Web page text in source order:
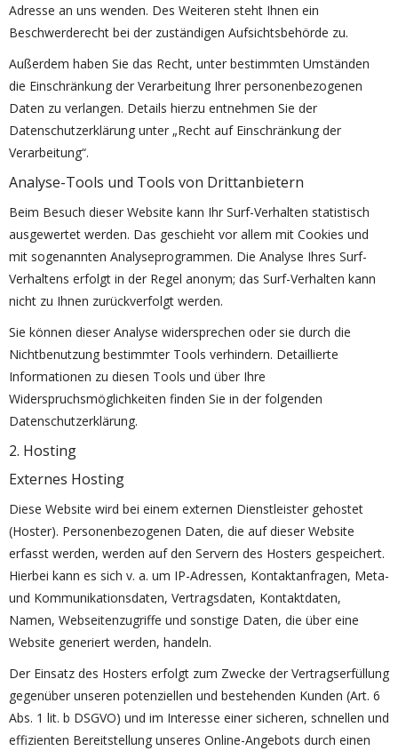
Adresse an uns wenden. Des Weiteren steht Ihnen ein
Beschwerderecht bei der zuständigen Aufsichtsbehörde zu.
Außerdem haben Sie das Recht, unter bestimmten Umständen
die Einschränkung der Verarbeitung Ihrer personenbezogenen
Daten zu verlangen. Details hierzu entnehmen Sie der
Datenschutzerklärung unter „Recht auf Einschränkung der
Verarbeitung“.
Analyse-Tools und Tools von Drittanbietern
Beim Besuch dieser Website kann Ihr Surf-Verhalten statistisch
ausgewertet werden. Das geschieht vor allem mit Cookies und
mit sogenannten Analyseprogrammen. Die Analyse Ihres Surf-
Verhaltens erfolgt in der Regel anonym; das Surf-Verhalten kann
nicht zu Ihnen zurückverfolgt werden.
Sie können dieser Analyse widersprechen oder sie durch die
Nichtbenutzung bestimmter Tools verhindern. Detaillierte
Informationen zu diesen Tools und über Ihre
Widerspruchsmöglichkeiten finden Sie in der folgenden
Datenschutzerklärung.
2. Hosting
Externes Hosting
Diese Website wird bei einem externen Dienstleister gehostet
(Hoster). Personenbezogenen Daten, die auf dieser Website
erfasst werden, werden auf den Servern des Hosters gespeichert.
Hierbei kann es sich v. a. um IP-Adressen, Kontaktanfragen, Meta-
und Kommunikationsdaten, Vertragsdaten, Kontaktdaten,
Namen, Webseitenzugriffe und sonstige Daten, die über eine
Website generiert werden, handeln.
Der Einsatz des Hosters erfolgt zum Zwecke der Vertragserfüllung
gegenüber unseren potenziellen und bestehenden Kunden (Art. 6
Abs. 1 lit. b DSGVO) und im Interesse einer sicheren, schnellen und
effizienten Bereitstellung unseres Online-Angebots durch einen